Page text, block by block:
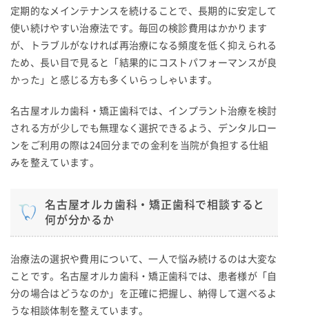
定期的なメインテナンスを続けることで、長期的に安定して
使い続けやすい治療法です。毎回の検診費用はかかります
が、トラブルがなければ再治療になる頻度を低く抑えられる
ため、長い目で見ると「結果的にコストパフォーマンスが良
かった」と感じる方も多くいらっしゃいます。
名古屋オルカ歯科・矯正歯科では、インプラント治療を検討
される方が少しでも無理なく選択できるよう、デンタルロー
ンをご利用の際は24回分までの金利を当院が負担する仕組
みを整えています。
名古屋オルカ歯科・矯正歯科で相談すると
何が分かるか
治療法の選択や費用について、一人で悩み続けるのは大変な
ことです。名古屋オルカ歯科・矯正歯科では、患者様が「自
分の場合はどうなのか」を正確に把握し、納得して選べるよ
うな相談体制を整えています。